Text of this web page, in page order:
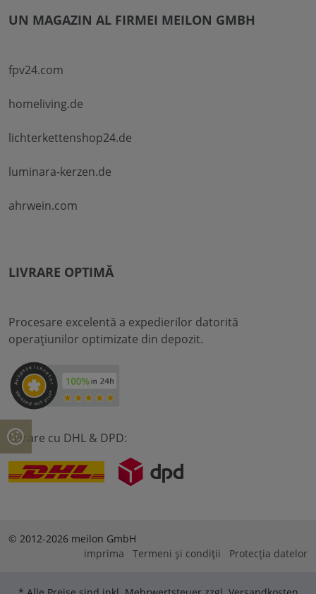
UN MAGAZIN AL FIRMEI MEILON GMBH
fpv24.com
homeliving.de
lichterkettenshop24.de
luminara-kerzen.de
ahrwein.com
LIVRARE OPTIMĂ
Procesare excelentă a expedierilor datorită
operațiunilor optimizate din depozit.
Livrare cu DHL & DPD:
© 2012-2026 meilon GmbH
imprima
Termeni și condiții Protecția datelor